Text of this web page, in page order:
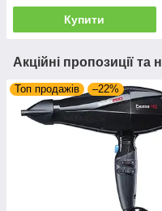
Купити
Акційні пропозиції та
Топ продажів –22%